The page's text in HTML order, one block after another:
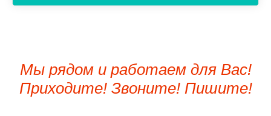
Мы рядом и работаем для Вас!
Приходите! Звоните! Пишите!